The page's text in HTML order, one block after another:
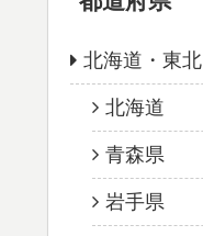
北海道・東北
北海道
青森県
岩手県